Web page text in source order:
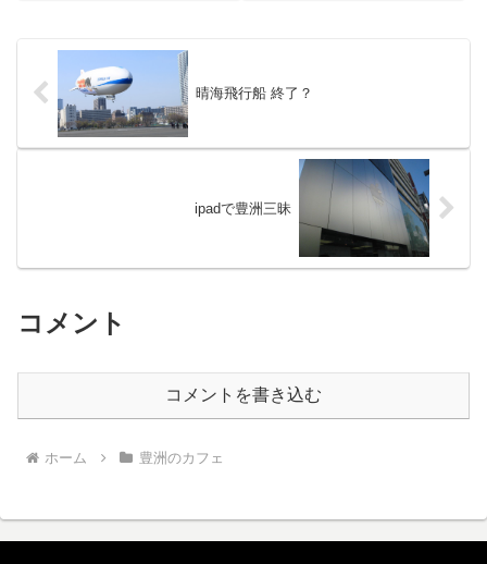
晴海飛行船 終了？
ipadで豊洲三昧
コメント
コメントを書き込む
ホーム 豊洲のカフェ